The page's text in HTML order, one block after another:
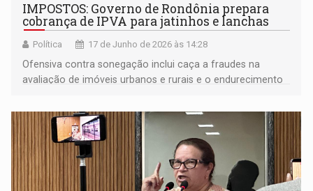
IMPOSTOS: Governo de Rondônia prepara
cobrança de IPVA para jatinhos e lanchas
Política 17 de Junho de 2026 às 14:28
Ofensiva contra sonegação inclui caça a fraudes na
avaliação de imóveis urbanos e rurais e o endurecimento